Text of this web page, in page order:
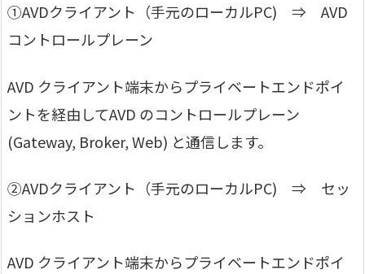
①AVDクライアント（手元のローカルPC) ⇒ AVD
コントロールプレーン
AVD クライアント端末からプライベートエンドポイ
ントを経由してAVD のコントロールプレーン
(Gateway, Broker, Web) と通信します。
②AVDクライアント（手元のローカルPC) ⇒ セッ
ションホスト
AVD クライアント端末からプライベートエンドポイ